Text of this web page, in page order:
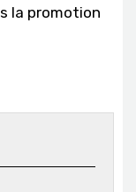
la promotion